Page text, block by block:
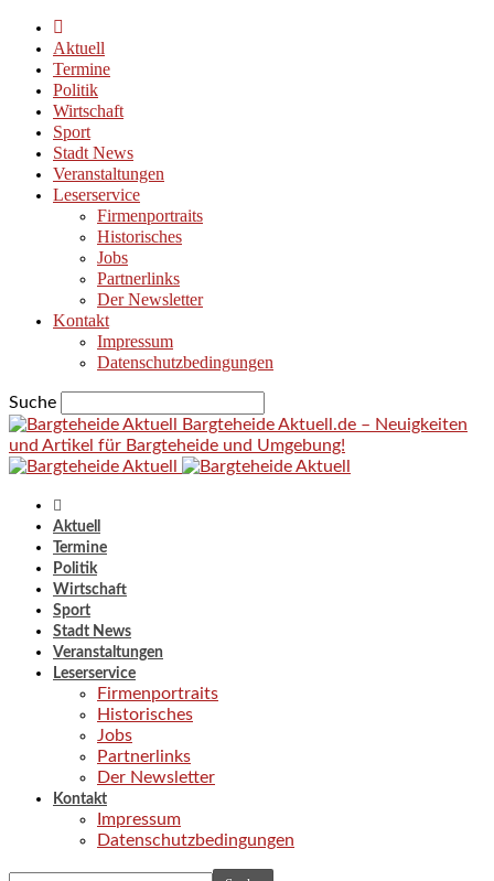
Aktuell
Termine
Politik
Wirtschaft
Sport
Stadt News
Veranstaltungen
Leserservice
Firmenportraits
Historisches
Jobs
Partnerlinks
Der Newsletter
Kontakt
Impressum
Datenschutzbedingungen
Suche
Bargteheide Aktuell.de – Neuigkeiten
und Artikel für Bargteheide und Umgebung!
Aktuell
Termine
Politik
Wirtschaft
Sport
Stadt News
Veranstaltungen
Leserservice
Firmenportraits
Historisches
Jobs
Partnerlinks
Der Newsletter
Kontakt
Impressum
Datenschutzbedingungen